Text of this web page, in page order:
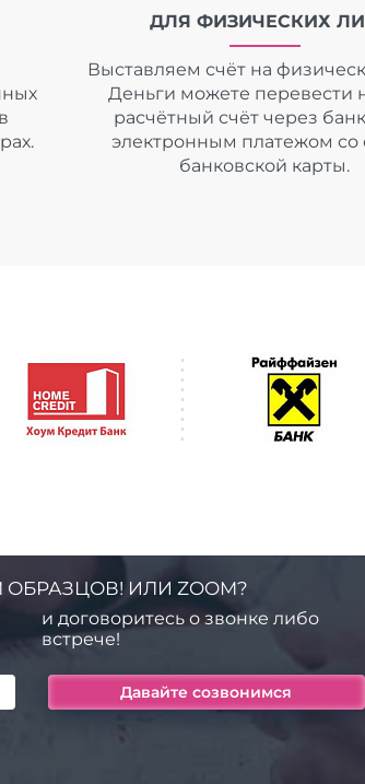
ДЛЯ ФИЗИЧЕСКИХ
Выставляем счёт на
Деньги можете перевести
расчётный счёт через
электронным платежом со
банковской карты.
ИЛИ ZOOM?
и договоритесь о звонке либо
встрече!